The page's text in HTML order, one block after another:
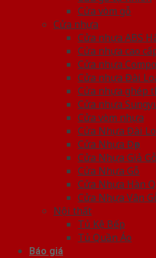
Cửa vòm gỗ
Cửa nhựa
Cửa nhựa ABS
Cửa nhựa cao
Cửa nhựa
Cửa nhựa Đài
Cửa nhựa ghép
Cửa nhựa
Cửa vòm nhựa
Cửa Nhựa Đài
Cửa Nhựa Đẹp
Cửa Nhựa Giả Gỗ
Cửa Nhựa Gỗ
Cửa Nhựa Hàn
Cửa Nhựa Vân
Nội thất
Tủ Kệ Bếp
Tủ Quần Áo
Báo giá